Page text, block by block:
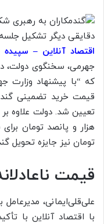
اقتصاد آنلاین –
جهرمی، سخنگوی دولت،
که “با پیشنهاد
تومان نیز جایزه تحویل
قیمت
علی‌قلی‌ایمانی،
با اقتصاد آنلاین با